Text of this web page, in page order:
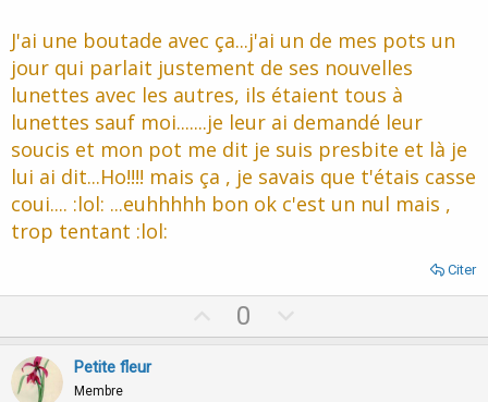
J'ai une boutade avec ça...j'ai un de mes pots un
jour qui parlait justement de ses nouvelles
lunettes avec les autres, ils étaient tous à
lunettes sauf moi.......je leur ai demandé leur
soucis et mon pot me dit je suis presbite et là je
lui ai dit...Ho!!!! mais ça , je savais que t'étais casse
coui.... :lol: ...euhhhhh bon ok c'est un nul mais ,
trop tentant :lol:
Citer
p
0
o
Petite fleur
Membre